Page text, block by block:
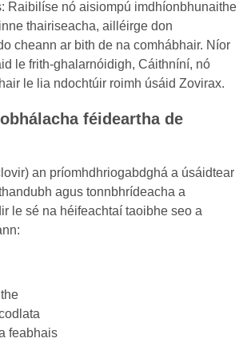
Raibilíse nó aisiompú imdhíonbhunaithe
thairiseacha, ailléirge don
cheann ar bith de na comhábhair. Níor
le frith-ghalarnóidigh, Cáithníní, nó
le lia ndochtúir roimh úsáid Zovirax.
féideartha de
an príomhdhriogabdghá a úsáidtear
agus tonnbhrídeacha a
le sé na héifeachtaí taoibhe seo a
feabhais